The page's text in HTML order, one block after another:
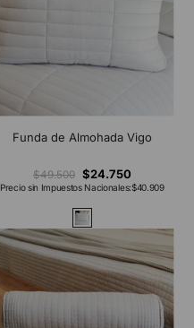
Funda de Almohada Vigo
$49.500 $24.750
Precio sin Impuestos Nacionales:$40.909